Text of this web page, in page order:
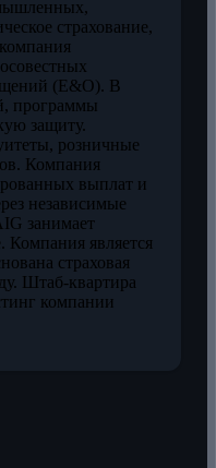
страхование,
(E&O). В
программы
защиту.
розничные
Компания
выплат и
независимые
занимает
является
страховая
Штаб-квартира
компании